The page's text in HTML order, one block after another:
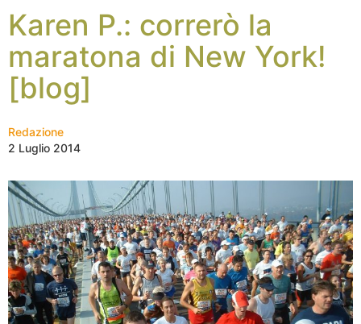
Karen P.: correrò la
maratona di New York!
[blog]
Redazione
2 Luglio 2014